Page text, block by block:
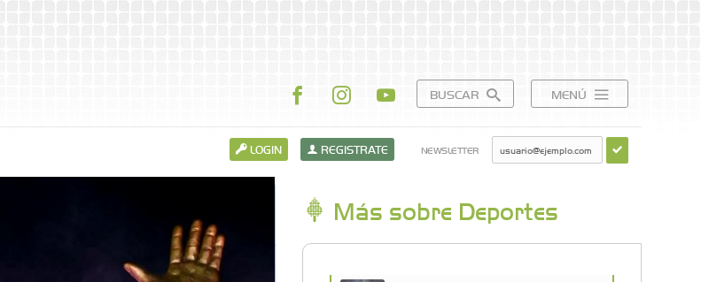
BUSCAR MENÚ
LOGIN REGISTRATE NEWSLETTER
Más sobre Deportes